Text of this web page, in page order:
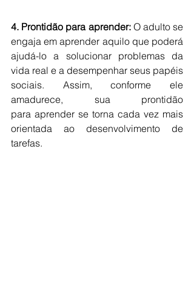
4. Prontidão para aprender: O adulto se
engaja em aprender aquilo que poderá
ajudá-lo a solucionar problemas da
vida real e a desempenhar seus papéis
sociais. Assim, conforme ele
amadurece, sua prontidão
para aprender se torna cada vez mais
orientada ao desenvolvimento de
tarefas.